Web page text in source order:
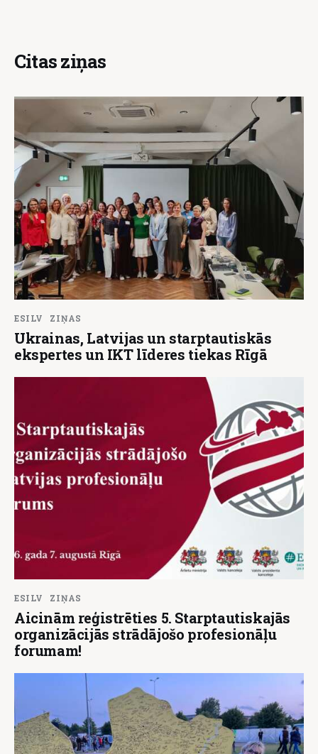
Citas ziņas
ESILV ZIŅAS
Ukrainas, Latvijas un starptautiskās
ekspertes un IKT līderes tiekas Rīgā
ESILV ZIŅAS
Aicinām reģistrēties 5. Starptautiskajās
organizācijās strādājošo profesionāļu
forumam!